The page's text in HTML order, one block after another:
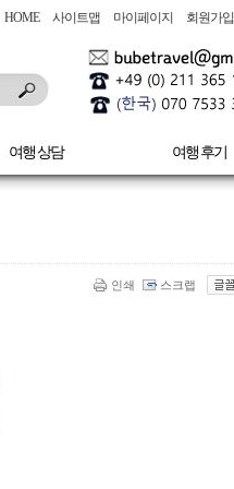
HOME 사이트맵 마이페이지 회원가입
여행 상담 여행 후기
인쇄 스크랩